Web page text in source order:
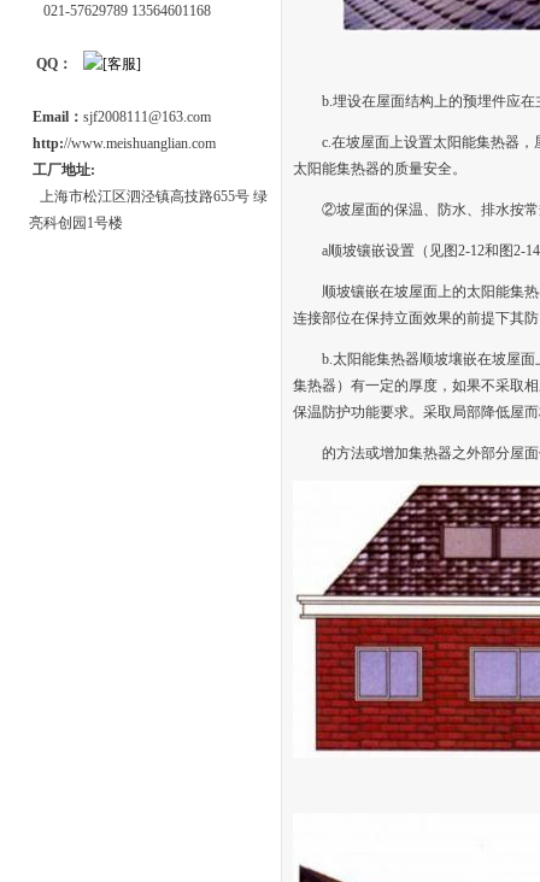
021-57629789 13564601168
QQ：
Email： sjf2008111@163.com
http://www.meishuanglian.com
工厂地址:
上海市松江区泗泾镇高技路655号 绿
亮科创园1号楼
b.埋设在屋面结构上的预埋件应
c.在坡屋面上设置太阳能集热器
太阳能集热器的质量安全。
②坡屋面的保温、防水、排水按
a顺坡镶嵌设置（见图2-12和图2-
顺坡镶嵌在坡屋面上的太阳能集
连接部位在保持立面效果的前提下其
b.太阳能集热器顺坡壤嵌在坡屋
集热器）有一定的厚度，如果不采取
保温防护功能要求。采取局部降低屋
的方法或增加集热器之外部分屋